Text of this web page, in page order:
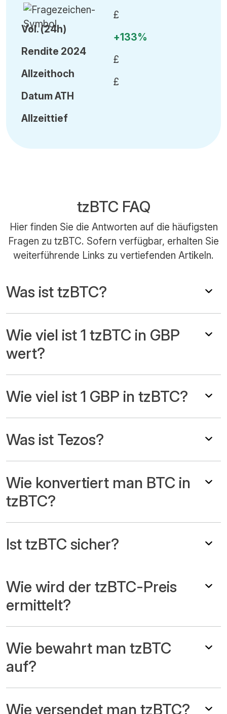
Vol.(24h)
Rendite 2024
Allzeithoch
DatumATH
Allzeittief
£
+133%
£
£
tzBTC FAQ
Hier finden Sie die Antworten auf die häufigsten
Fragen zu tzBTC. Sofern verfügbar, erhalten Sie
weiterführende Links zu vertiefenden Artikeln.
Was ist tzBTC?
Wie viel ist 1 tzBTC in GBP
wert?
Wie viel ist 1 GBP in tzBTC?
Was ist Tezos?
Wie konvertiert man BTC in
tzBTC?
Ist tzBTC sicher?
Wie wird der tzBTC-Preis
ermittelt?
Wie bewahrt man tzBTC
auf?
Wie versendet man tzBTC?